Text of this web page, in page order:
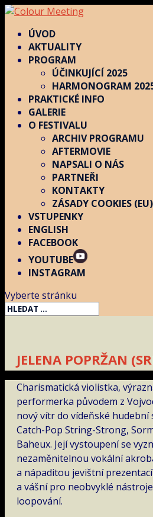
ÚVOD
AKTUALITY
PROGRAM
ÚČINKUJÍCÍ 2025
HARMONOGRAM
PRAKTICKÉ INFO
GALERIE
O FESTIVALU
ARCHIV PROGRAMU
AFTERMOVIE
NAPSALI O NÁS
PARTNEŘI
KONTAKTY
ZÁSADY COOKIES (EU)
VSTUPENKY
ENGLISH
FACEBOOK
YOUTUBE
INSTAGRAM
Vyberte stránku
JELENA POPRŽAN
Charismatická violistka,
performerka původem z
nový vítr do vídeňské hudební
Catch-Pop String-Strong,
Baheux. Její vystoupení se
nezaměnitelnou vokální
a nápaditou jevištní
a vášní pro neobvyklé
loopování.